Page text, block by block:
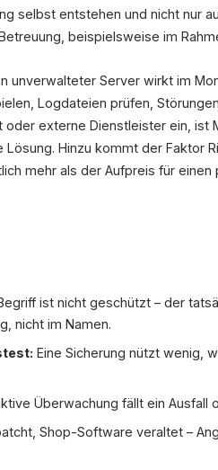
selbst entstehen und nicht nur
beispielsweise im
unverwalteter Server wirkt im
Logdateien prüfen,
externe Dienstleister ein, ist
Hinzu kommt der Faktor
mehr als der Aufpreis für
ist nicht geschützt – der
nicht im Namen.
Eine Sicherung nützt wenig,
Überwachung fällt ein
Shop-Software veraltet –